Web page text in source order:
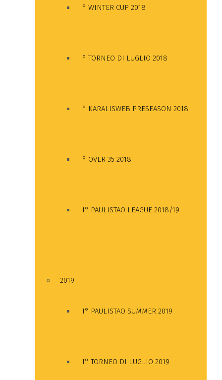
I° WINTER CUP 2018
I° TORNEO DI LUGLIO 2018
I° KARALISWEB PRESEASON 2018
I° OVER 35 2018
II° PAULISTAO LEAGUE 2018/19
2019
II° PAULISTAO SUMMER 2019
II° TORNEO DI LUGLIO 2019